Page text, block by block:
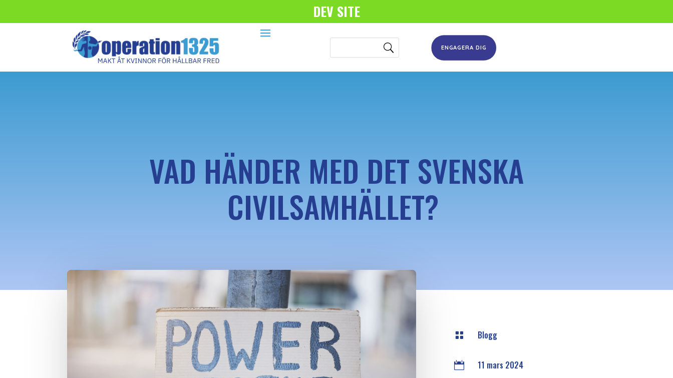
DEV SITE
ENGAGERA DIG
VAD HÄNDER MED DET SVENSKA
CIVILSAMHÄLLET?
 Blogg
 11 mars 2024